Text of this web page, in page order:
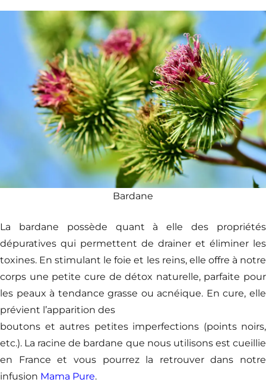
Bardane
La bardane possède quant à elle des propriétés
dépuratives qui permettent de drainer et éliminer les
toxines. En stimulant le foie et les reins, elle offre à notre
corps une petite cure de détox naturelle, parfaite pour
les peaux à tendance grasse ou acnéique. En cure, elle
prévient l’apparition des
boutons et autres petites imperfections (points noirs,
etc.). La racine de bardane que nous utilisons est cueillie
en France et vous pourrez la retrouver dans notre
infusion Mama Pure.